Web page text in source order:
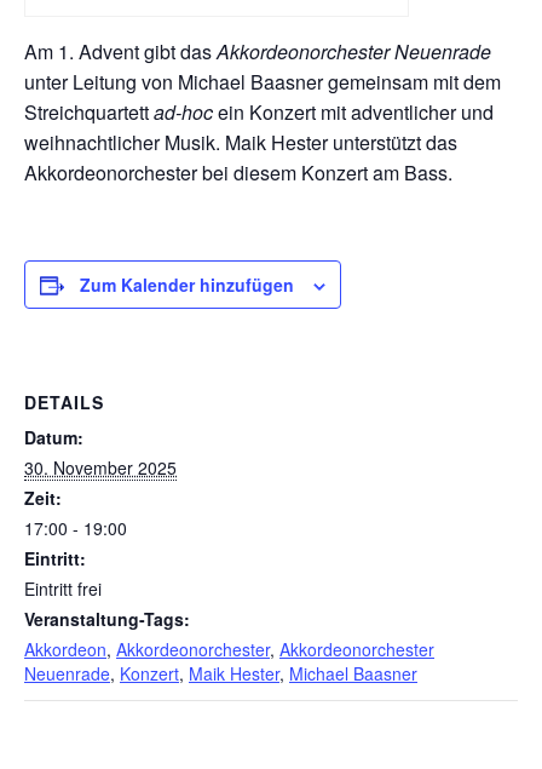
Am 1. Advent gibt dasAkkordeonorchester Neuenrade
unter Leitung von Michael Baasner gemeinsam mit dem
Streichquartettad-hocein Konzert mit adventlicher und
weihnachtlicher Musik. Maik Hester unterstützt das
Akkordeonorchester bei diesem Konzert am Bass.
Zum Kalender hinzufügen
DETAILS
Datum:
30. November 2025
Zeit:
17:00 - 19:00
Eintritt:
Eintritt frei
Veranstaltung-Tags:
Akkordeon, Akkordeonorchester, Akkordeonorchester
Neuenrade, Konzert, Maik Hester, Michael Baasner